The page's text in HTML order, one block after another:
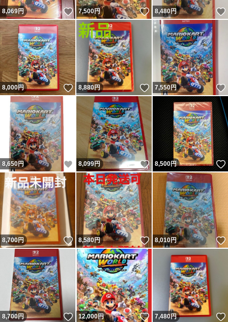
8,069円 いいね！
7,500円 いいね！
8,480円
8,000円 いいね！
8,880円 いいね！
7,550円
8,650円 いいね！
8,099円 いいね！
8,500円
8,700円 いいね！
8,580円 いいね！
8,010円
8,700円 いいね！
12,000円 いいね！
7,480円